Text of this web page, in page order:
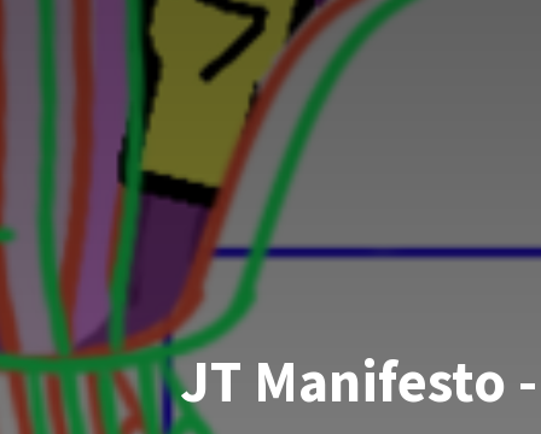
JT Manifesto